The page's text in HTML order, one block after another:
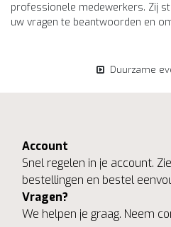
professionele medewerkers. Zij
uw vragen te beantwoorden en
Duurzame
Account
Snel regelen in je account.
bestellingen en bestel
Vragen?
We helpen je graag. Neem